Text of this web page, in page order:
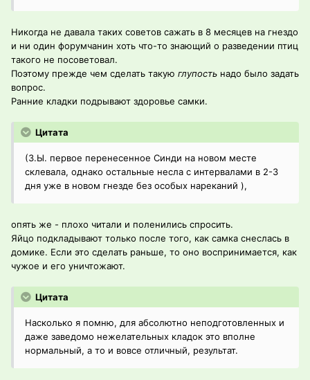
Никогда не давала таких советов сажать в 8 месяцев на гнездо
и ни один форумчанин хоть что-то знающий о разведении птиц
такого не посоветовал.
Поэтому прежде чем сделать такую глупость надо было задать
вопрос.
Ранние кладки подрывают здоровье самки.
Цитата
(З.Ы. первое перенесенное Синди на новом месте
склевала, однако остальные несла с интервалами в 2-3
дня уже в новом гнезде без особых нареканий ),
опять же - плохо читали и поленились спросить.
Яйцо подкладывают только после того, как самка снеслась в
домике. Если это сделать раньше, то оно воспринимается, как
чужое и его уничтожают.
Цитата
Насколько я помню, для абсолютно неподготовленных и
даже заведомо нежелательных кладок это вполне
нормальный, а то и вовсе отличный, результат.